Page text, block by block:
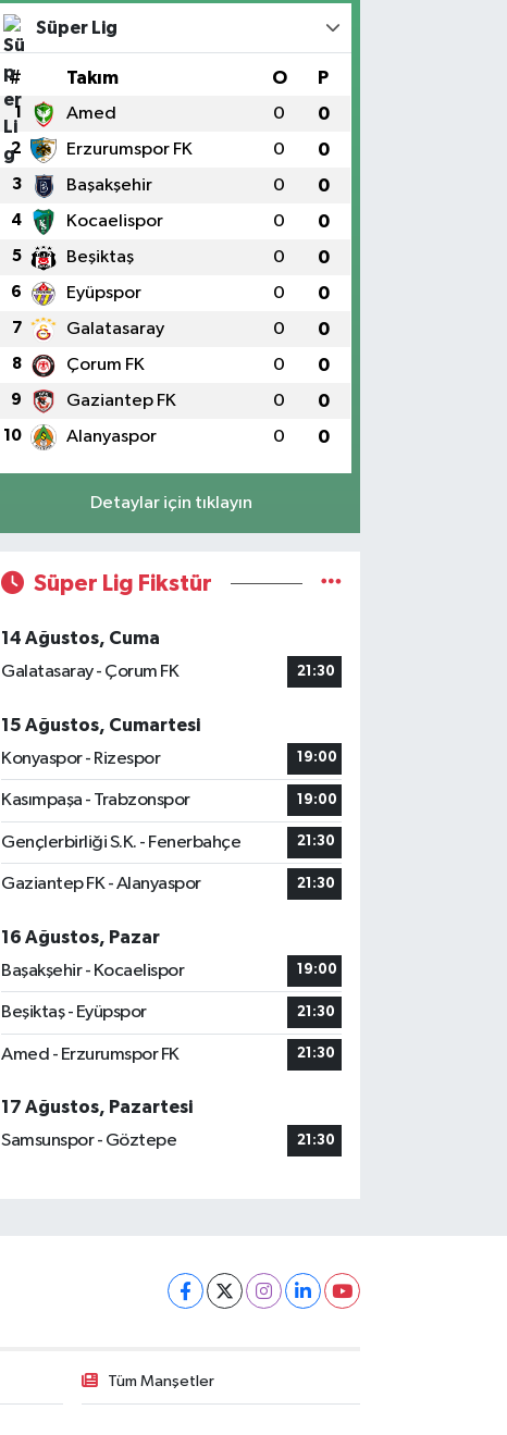
Süper Lig
# Takım O P
1 Amed 0 0
2 Erzurumspor FK 0 0
3 Başakşehir 0 0
4 Kocaelispor 0 0
5 Beşiktaş 0 0
6 Eyüpspor 0 0
7 Galatasaray 0 0
8 Çorum FK 0 0
9 Gaziantep FK 0 0
10 Alanyaspor 0 0
Detaylar için tıklayın
Süper Lig Fikstür
14 Ağustos, Cuma
Galatasaray - Çorum FK
21:30
15 Ağustos, Cumartesi
Konyaspor - Rizespor
19:00
Kasımpaşa - Trabzonspor 19:00
Gençlerbirliği S.K. - Fenerbahçe 21:30
Gaziantep FK - Alanyaspor 21:30
16 Ağustos, Pazar
Başakşehir - Kocaelispor
19:00
Beşiktaş - Eyüpspor 21:30
Amed - Erzurumspor FK 21:30
17 Ağustos, Pazartesi
Samsunspor - Göztepe
21:30
Tüm Manşetler